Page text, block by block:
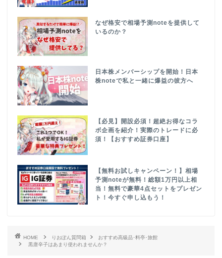
なぜ格安で相場予測noteを提供して
いるのか？
日本株メンバーシップを開始！日本
株noteで私と一緒に爆益の彼方へ
【必見】開設必須！超絶お得なコラ
ボ企画を紹介！実際のトレードに必
須！【おすすめ証券口座】
【無料お試しキャンペーン！】相場
予測noteが無料！総額1万円以上相
当！無料で豪華4点セットをプレゼン
ト！今すぐ申し込もう！
HOME りおぽん質問箱
おすすめ高級品･料亭･旅館
黒唐辛子はあまり使われませんか？